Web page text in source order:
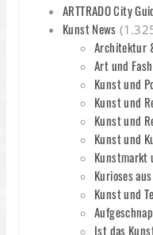
ARTTRADO City
Kunst News
Architektur
Art und
Kunst und
Kunst und
Kunst und
Kunst und
Kunstmarkt
Kurioses
Kunst und
Ist das